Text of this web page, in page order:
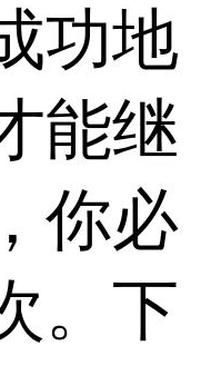
功地
能继
你必
。下